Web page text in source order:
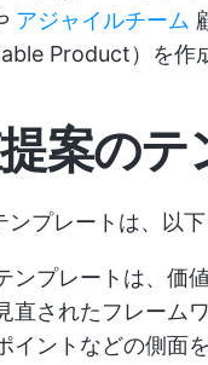
アジャイルチーム
Product）を作
案の
プレートは、以
ンプレートは、価
直されたフレーム
イントなどの側面